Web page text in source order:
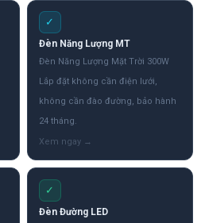
✓
Đèn Năng Lượng MT
Đèn Năng Lượng Mặt Trời 300W
Lắp đặt không cần điện lưới,
không cần đào đường, bảo hành
24 tháng.
✓
Đèn Đường LED